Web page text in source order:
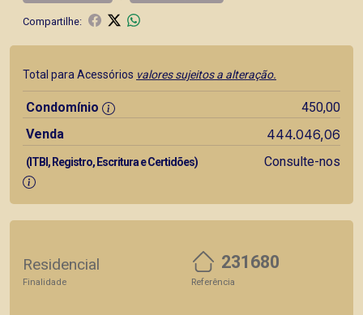
Compartilhe:
Total para Acessórios valores sujeitos a alteração.
Condomínio
450,00
Venda
444.046,06
(ITBI, Registro, Escritura e Certidões) Consulte-nos
Residencial
Finalidade
231680
Referência